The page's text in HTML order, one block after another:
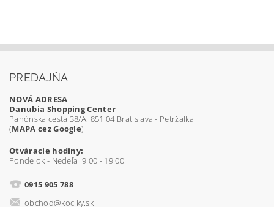
PREDAJŇA
NOVÁ ADRESA
Danubia Shopping Center
Panónska cesta 38/A, 851 04 Bratislava - Petržalka
(MAPA cez Google)
Otváracie hodiny:
Pondelok - Nedeľa 9:00 - 19:00
0915 905 788
obchod@kociky.sk